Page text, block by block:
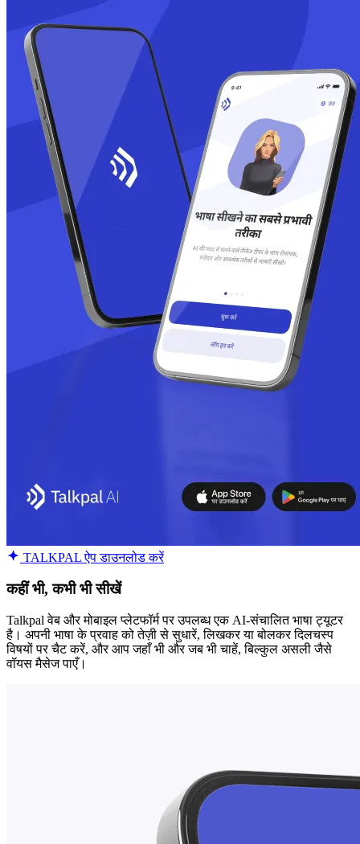
TALKPAL ऐप डाउनलोड करें
कहीं भी, कभी भी सीखें
Talkpal वेब और मोबाइल प्लेटफॉर्म पर उपलब्ध एक AI-संचालित भाषा ट्यूटर
है। अपनी भाषा के प्रवाह को तेज़ी से सुधारें, लिखकर या बोलकर दिलचस्प
विषयों पर चैट करें, और आप जहाँ भी और जब भी चाहें, बिल्कुल असली जैसे
वॉयस मैसेज पाएँ।